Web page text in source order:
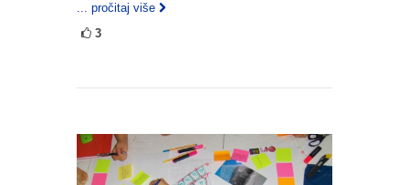
... pročitaj više
3